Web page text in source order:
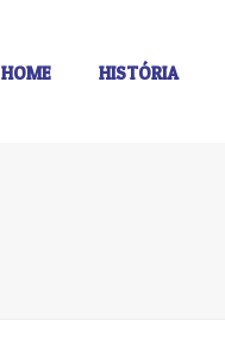
HOME HISTÓRIA